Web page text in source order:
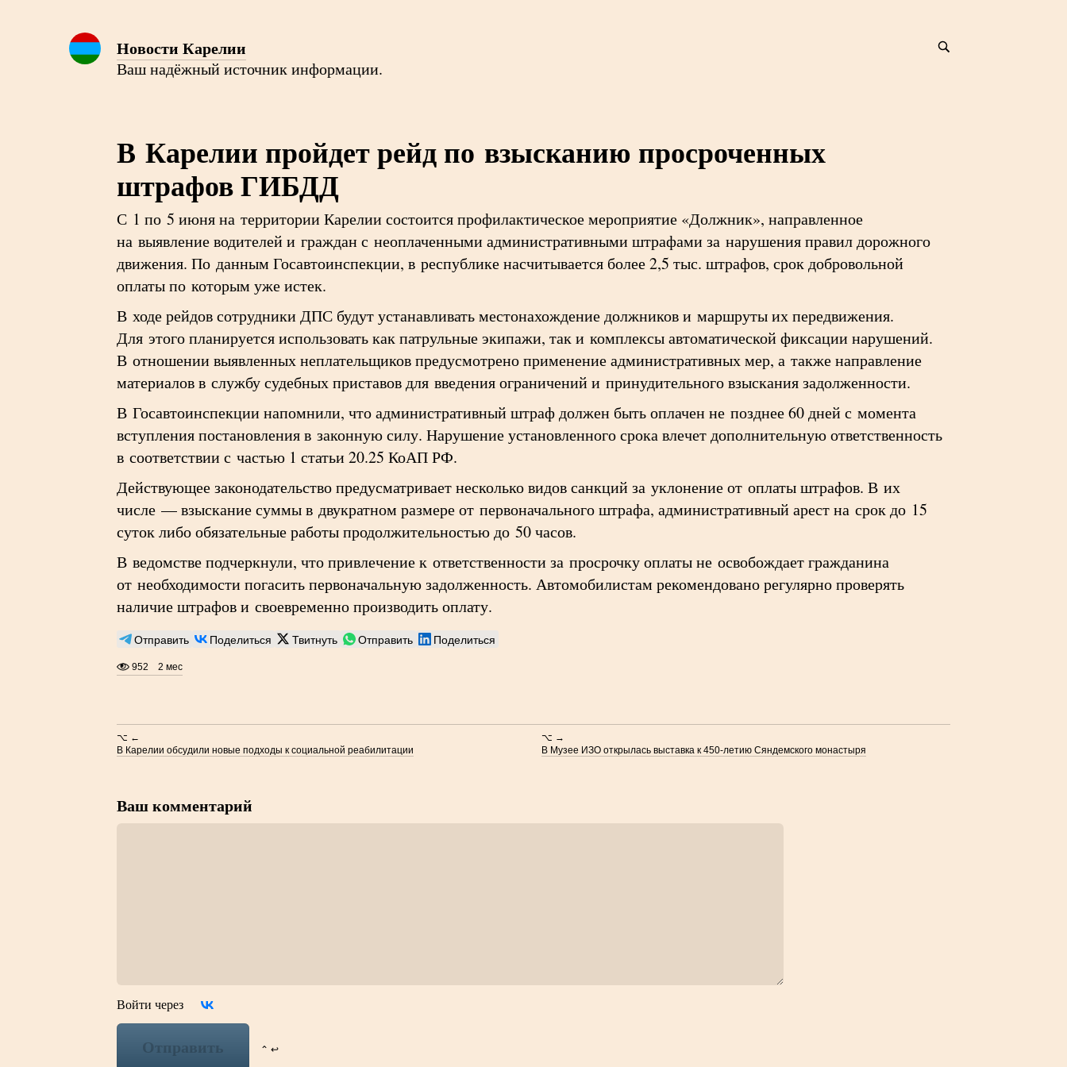
Новости Карелии
Ваш надёжный источник информации.
В Карелии пройдет рейд по взысканию просроченных
штрафов ГИБДД
С 1 по 5 июня на территории Карелии состоится профилактическое мероприятие «Должник», направленное
на выявление водителей и граждан с неоплаченными административными штрафами за нарушения правил дорожного
движения. По данным Госавтоинспекции, в республике насчитывается более 2,5 тыс. штрафов, срок добровольной
оплаты по которым уже истек.
В ходе рейдов сотрудники ДПС будут устанавливать местонахождение должников и маршруты их передвижения.
Для этого планируется использовать как патрульные экипажи, так и комплексы автоматической фиксации нарушений.
В отношении выявленных неплательщиков предусмотрено применение административных мер, а также направление
материалов в службу судебных приставов для введения ограничений и принудительного взыскания задолженности.
В Госавтоинспекции напомнили, что административный штраф должен быть оплачен не позднее 60 дней с момента
вступления постановления в законную силу. Нарушение установленного срока влечет дополнительную ответственность
в соответствии с частью 1 статьи 20.25 КоАП РФ.
Действующее законодательство предусматривает несколько видов санкций за уклонение от оплаты штрафов. В их
числе — взыскание суммы в двукратном размере от первоначального штрафа, административный арест на срок до 15
суток либо обязательные работы продолжительностью до 50 часов.
В ведомстве подчеркнули, что привлечение к ответственности за просрочку оплаты не освобождает гражданина
от необходимости погасить первоначальную задолженность. Автомобилистам рекомендовано регулярно проверять
наличие штрафов и своевременно производить оплату.
Отправить Поделиться Твитнуть Отправить Поделиться
952 2 мес
⌥ ←
В Карелии обсудили новые подходы к социальной реабилитации
⌥ →
В Музее ИЗО открылась выставка к 450-летию Сяндемского монастыря
Ваш комментарий
Войти через
Отправить ⌃ ↩